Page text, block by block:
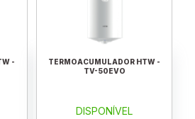
-
TERMOACUMULADOR HTW -
TV-50EVO
DISPONÍVEL